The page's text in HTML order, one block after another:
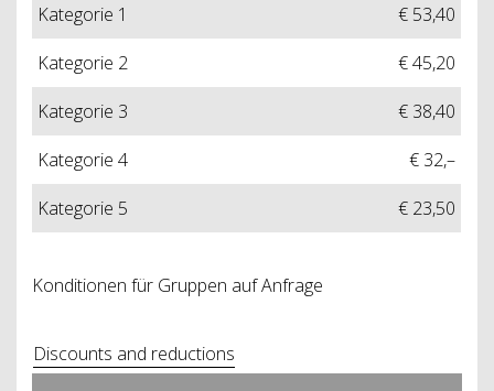
Kategorie 1
€ 53,40
Kategorie 2
€ 45,20
Kategorie 3
€ 38,40
Kategorie 4
€ 32,–
Kategorie 5
€ 23,50
Konditionen für Gruppen auf Anfrage
Discounts and reductions